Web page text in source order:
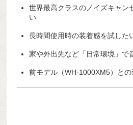
世界最高クラスのノイズキャン
い
長時間使用時の装着感を試した
家や外出先など「日常環境」で
前モデル（WH-1000XM5）との